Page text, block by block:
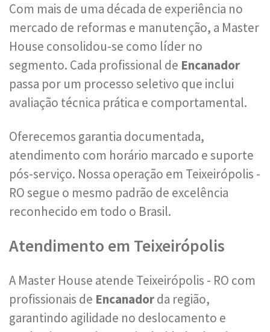
Com mais de uma década de experiência no
mercado de reformas e manutenção, a Master
House consolidou-se como líder no
segmento. Cada profissional de Encanador
passa por um processo seletivo que inclui
avaliação técnica prática e comportamental.
Oferecemos garantia documentada,
atendimento com horário marcado e suporte
pós-serviço. Nossa operação em Teixeirópolis -
RO segue o mesmo padrão de excelência
reconhecido em todo o Brasil.
Atendimento em Teixeirópolis
A Master House atende Teixeirópolis - RO com
profissionais de Encanadorda região,
garantindo agilidade no deslocamento e